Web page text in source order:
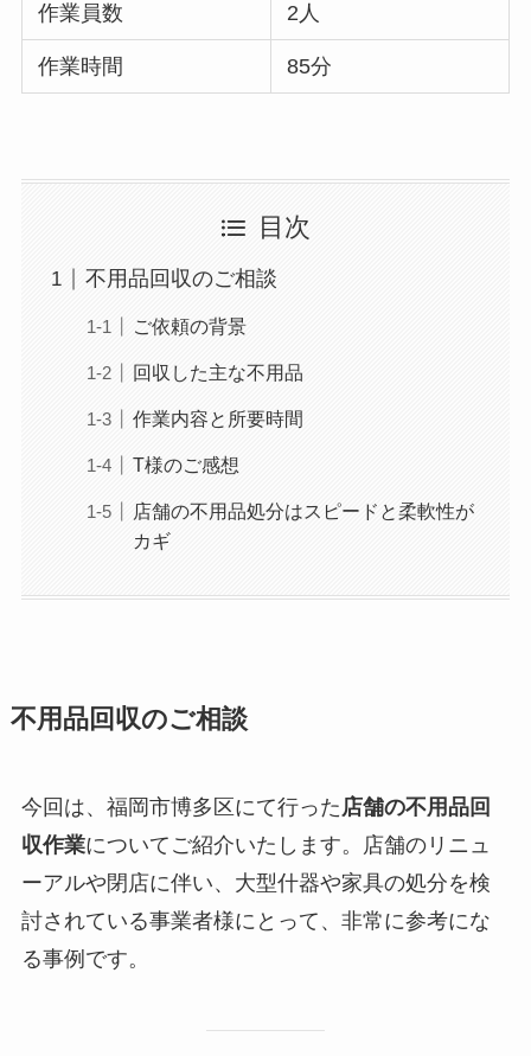
作業員数 2人
作業時間 85分
目次
不用品回収のご相談
ご依頼の背景
回収した主な不用品
作業内容と所要時間
T様のご感想
店舗の不用品処分はスピードと柔軟性が
カギ
不用品回収のご相談
今回は、福岡市博多区にて行った 店舗の不用品回
収作業についてご紹介いたします。店舗のリニュ
ーアルや閉店に伴い、大型什器や家具の処分を検
討されている事業者様にとって、非常に参考にな
る事例です。